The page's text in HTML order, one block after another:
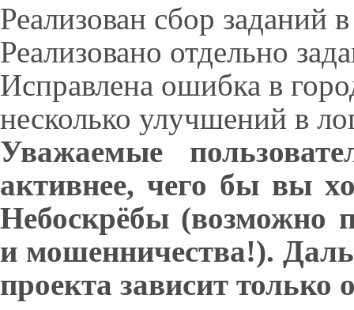
Реализован сбор заданий
Реализовано отдельно
Исправлена ошибка в
несколько улучшений в
Уважаемые
активнее, чего бы вы
Небоскрёбы (возможно
и мошенничества!).
проекта зависит только